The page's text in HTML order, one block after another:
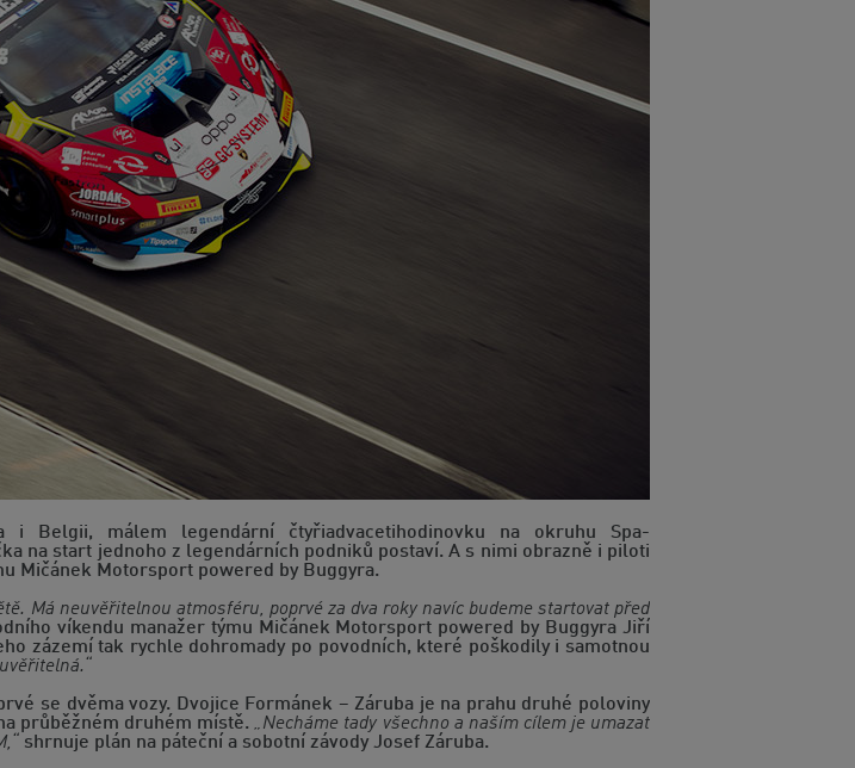
i Belgii, málem legendární čtyřiadvacetihodinovku na okruhu Spa-
na start jednoho z legendárních podniků postaví. A s nimi obrazně i piloti
Mičánek Motorsport powered by Buggyra.
Má neuvěřitelnou atmosféru, poprvé za dva roky navíc budeme startovat před
víkendu manažer týmu Mičánek Motorsport powered by Buggyra Jiří
zázemí tak rychle dohromady po povodních, které poškodily i samotnou
se dvěma vozy. Dvojice Formánek – Záruba je na prahu druhé poloviny
průběžném druhém místě.„Necháme tady všechno a naším cílem je umazat
shrnuje plán na páteční a sobotní závody Josef Záruba.